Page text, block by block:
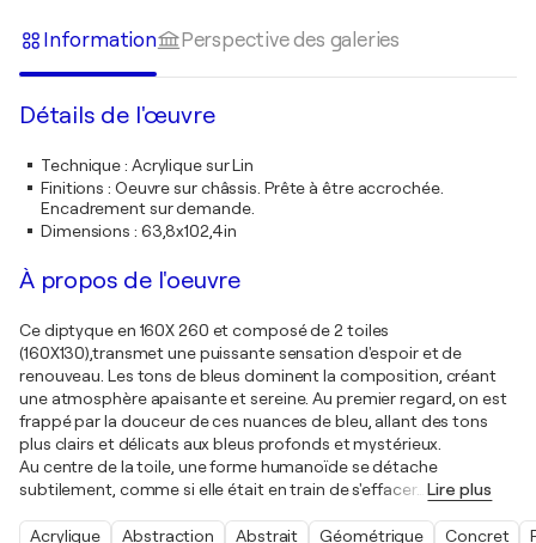
Information Perspective des galeries
Détails de l'œuvre
Technique: Acrylique sur Lin
Finitions : Oeuvre sur châssis. Prête à être accrochée.
Encadrement sur demande.
Dimensions : 63,8x102,4in
À propos de l'oeuvre
Ce diptyque en 160X 260 et composé de 2 toiles
(160X130),transmet une puissante sensation d'espoir et de
renouveau. Les tons de bleus dominent la composition, créant
une atmosphère apaisante et sereine. Au premier regard, on est
frappé par la douceur de ces nuances de bleu, allant des tons
plus clairs et délicats aux bleus profonds et mystérieux.
Au centre de la toile, une forme humanoïde se détache
subtilement, comme si elle était en train de s'effacer… Lire plus
Acrylique Abstraction Abstrait Géométrique Concret